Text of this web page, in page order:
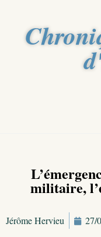
militaire,
Jérôme Hervieu 27/